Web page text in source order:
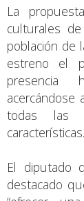
La
culturales
población de
estreno el
presencia
acercándose
todas las
características.
El diputado
destacado